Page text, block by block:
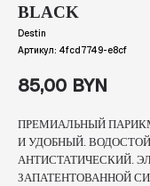
BLACK
Destin
Артикул: 4fcd7749-e8cf
85,00 BYN
ПРЕМИАЛЬНЫЙ
И УДОБНЫЙ.
АНТИСТАТИЧЕСКИЙ.
ЗАПАТЕНТОВАННОЙ